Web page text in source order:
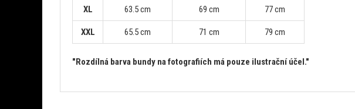
XL 63.5 cm 69 cm 77 cm
XXL 65.5 cm 71 cm 79 cm
"Rozdílná barva bundy na fotografiích má pouze ilustrační účel."